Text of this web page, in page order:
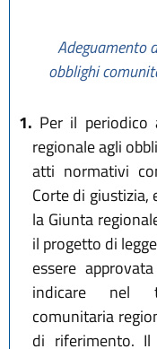
Adeguamento
obblighi
1. Per il periodico
regionale agli
atti normativi
Corte di
la Giunta
il progetto di
essere
indicare nel
comunitaria
di riferimento.